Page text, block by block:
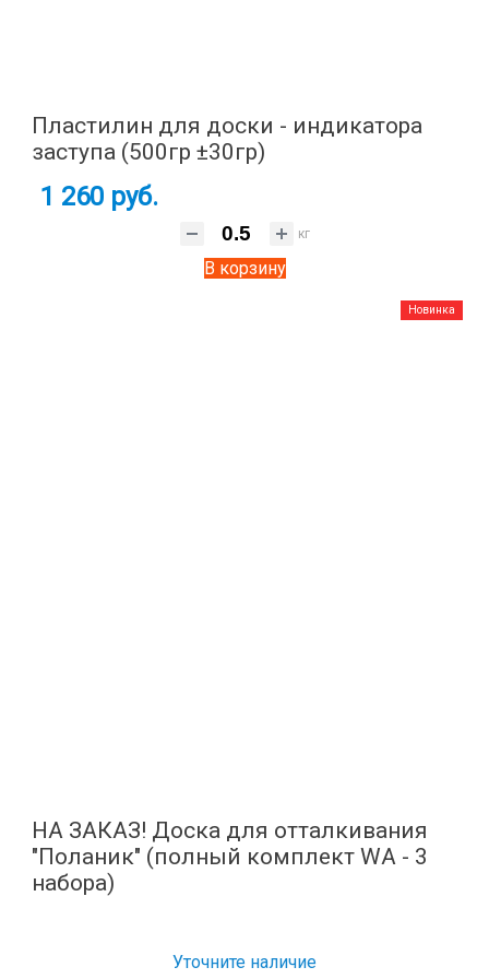
Пластилин для доски - индикатора
заступа (500гр ±30гр)
1 260 руб.
кг
В корзину
Новинка
НА ЗАКАЗ! Доска для отталкивания
"Поланик" (полный комплект WA - 3
набора)
Уточните наличие